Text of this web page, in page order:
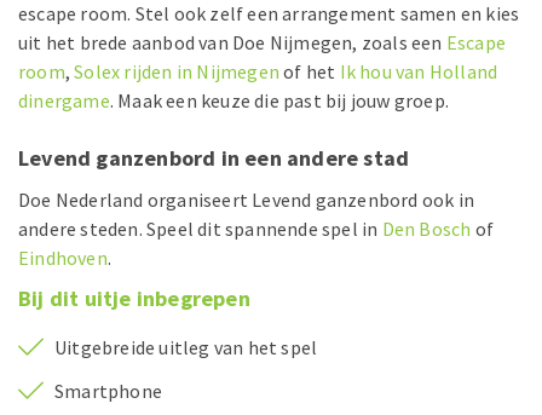
escape room. Stel ook zelf een arrangement samen en kies
uit het brede aanbod van Doe Nijmegen, zoals een Escape
room,Solex rijden in Nijmegen of het Ik hou van Holland
dinergame. Maak een keuze die past bij jouw groep.
Levend ganzenbord in een andere stad
Doe Nederland organiseert Levend ganzenbord ook in
andere steden. Speel dit spannende spel in Den Bosch of
Eindhoven.
Bij dit uitje inbegrepen
Uitgebreide uitleg van het spel
Smartphone